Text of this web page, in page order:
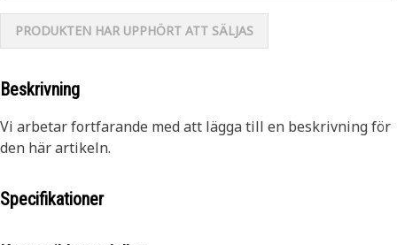
PRODUKTEN HAR UPPHÖRT ATT SÄLJAS
Beskrivning
Vi arbetar fortfarande med att lägga till en beskrivning för
den här artikeln.
Specifikationer